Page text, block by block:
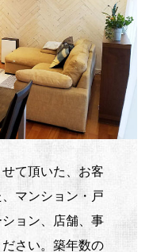
て頂いた、お客
マンション・戸
ョン、店舗、事
さい。築年数の